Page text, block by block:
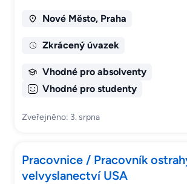
Nové Město, Praha
Zkrácený úvazek
Vhodné pro absolventy
Vhodné pro studenty
Zveřejněno: 3. srpna
Pracovnice / Pracovník
velvyslanectví USA